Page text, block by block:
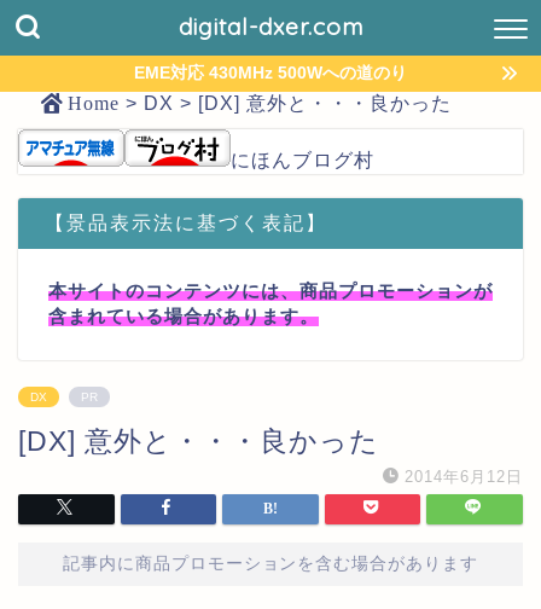
digital-dxer.com
EME対応 430MHz 500Wへの道のり
Home > DX > [DX] 意外と・・・良かった
にほんブログ村
【景品表示法に基づく表記】
本サイトのコンテンツには、商品プロモーションが
含まれている場合があります。
DX PR
[DX] 意外と・・・良かった
2014年6月12日
記事内に商品プロモーションを含む場合があります